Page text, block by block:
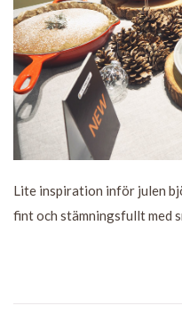
Lite inspiration inför julen
fint och stämningsfullt med